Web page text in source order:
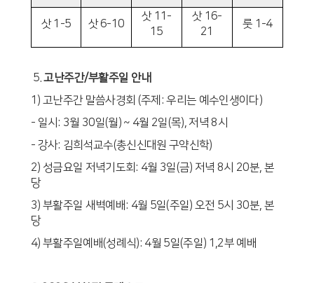
삿1-5 삿6-10
삿 11-
15
삿 16-
21
룻 1-4
5.고난주간/부활주일 안내
1) 고난주간 말씀사경회 (주제 :우리는 예수인생이다)
- 일시 : 3월 30일(월) ~ 4월 2일(목), 저녁8시
- 강사: 김희석교수(총신신대원 구약신학)
2) 성금요일 저녁기도회 : 4월 3일(금) 저녁8시 20분, 본
당
3) 부활주일 새벽예배: 4월 5일(주일)오전 5시 30분, 본
당
4) 부활주일예배(성례식): 4월 5일(주일) 1,2부 예배